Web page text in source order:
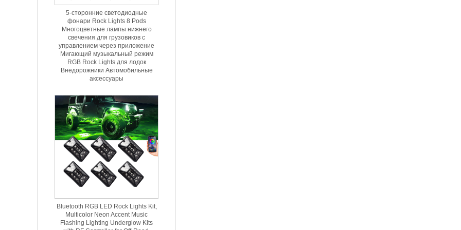
5-сторонние светодиодные
фонари Rock Lights 8 Pods
Многоцветные лампы нижнего
свечения для грузовиков с
управлением через приложение
Мигающий музыкальный режим
RGB Rock Lights для лодок
Внедорожники Автомобильные
аксессуары
Bluetooth RGB LED Rock Lights Kit,
Multicolor Neon Accent Music
Flashing Lighting Underglow Kits